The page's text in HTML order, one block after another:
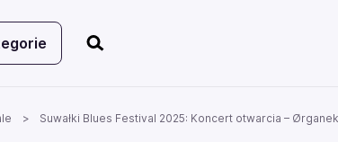
Suwałki Blues Festival 2025: Koncert otwarcia –